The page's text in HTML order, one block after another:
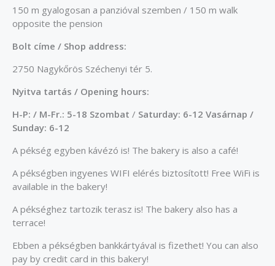
150 m gyalogosan a panzióval szemben / 150 m walk
opposite the pension
Bolt címe / Shop address:
2750 Nagykőrös Széchenyi tér 5.
Nyitva tartás / Opening hours:
H-P: / M-Fr.: 5-18 Szombat / Saturday: 6-12 Vasárnap /
Sunday: 6-12
A pékség egyben kávézó is! The bakery is also a café!
A pékségben ingyenes WIFI elérés biztosított! Free WiFi is
available in the bakery!
A pékséghez tartozik terasz is! The bakery also has a
terrace!
Ebben a pékségben bankkártyával is fizethet! You can also
pay by credit card in this bakery!